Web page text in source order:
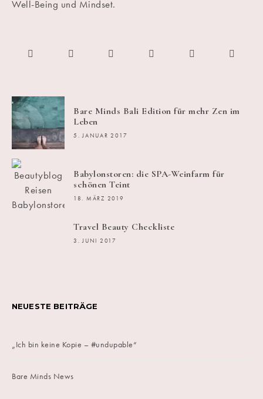
Well-Being und Mindset.
Bare Minds Bali Edition für mehr Zen im
Leben
5. JANUAR 2017
Babylonstoren: die SPA-Weinfarm für
schönen Teint
18. MÄRZ 2019
Travel Beauty Checkliste
3. JUNI 2017
NEUESTE BEITRÄGE
„Ich bin keine Kopie – #undupable“
Bare Minds News